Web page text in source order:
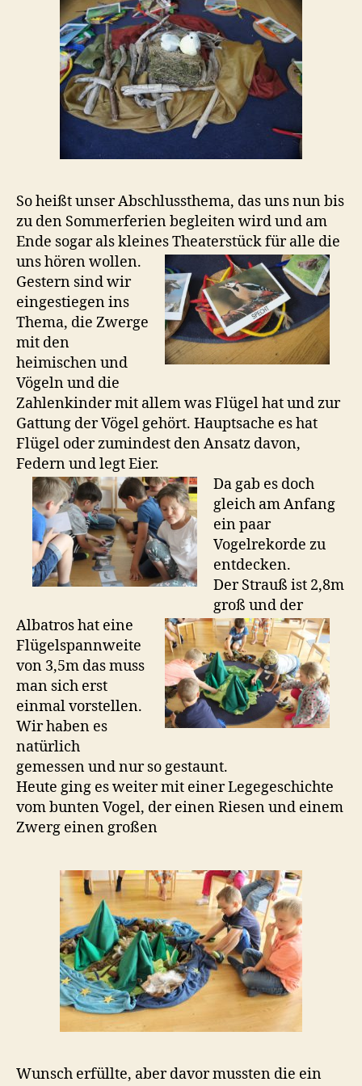
So heißt unser Abschlussthema, das uns nun bis
zu den Sommerferien begleiten wird und am
Ende sogar als kleines Theaterstück für alle die
uns hören wollen.
Gestern sind wir
eingestiegen ins
Thema, die Zwerge
mit den
heimischen und
Vögeln und die
Zahlenkinder mit allem was Flügel hat und zur
Gattung der Vögel gehört. Hauptsache es hat
Flügel oder zumindest den Ansatz davon,
Federn und legt Eier.
Da gab es doch
gleich am Anfang
ein paar
Vogelrekorde zu
entdecken.
Der Strauß ist 2,8m
groß und der
Albatros hat eine
Flügelspannweite
von 3,5m das muss
man sich erst
einmal vorstellen.
Wir haben es
natürlich
gemessen und nur so gestaunt.
Heute ging es weiter mit einer Legegeschichte
vom bunten Vogel, der einen Riesen und einem
Zwerg einen großen
Wunsch erfüllte, aber davor mussten die ein